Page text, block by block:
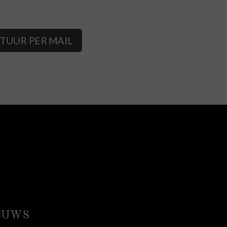
PER MAIL